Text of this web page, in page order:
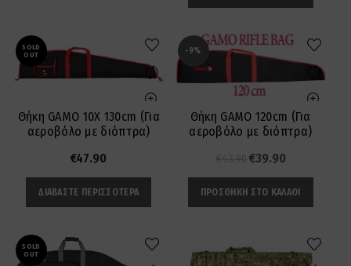
SOLD
OUT
Θήκη GAMO 10X 130cm (Για
αεροβόλο με διόπτρα)
€47.90
ΔΙΑΒΆΣΤΕ ΠΕΡΙΣΣΌΤΕΡΑ
-9%
Θήκη GAMO 120cm (Για
αεροβόλο με διόπτρα)
Original
price
was:
€39.90Η
τρέχουσα
τιμή
€39.90.
ΠΡΟΣΘΉΚΗ ΣΤΟ ΚΑΛΆΘΙ
SOLD
OUT